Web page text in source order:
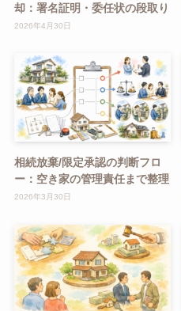
却：署名証明・委任状の段取り
2026年4月30日
相続放棄/限定承認の判断フロ
ー：空き家の管理責任まで整理
2026年3月30日